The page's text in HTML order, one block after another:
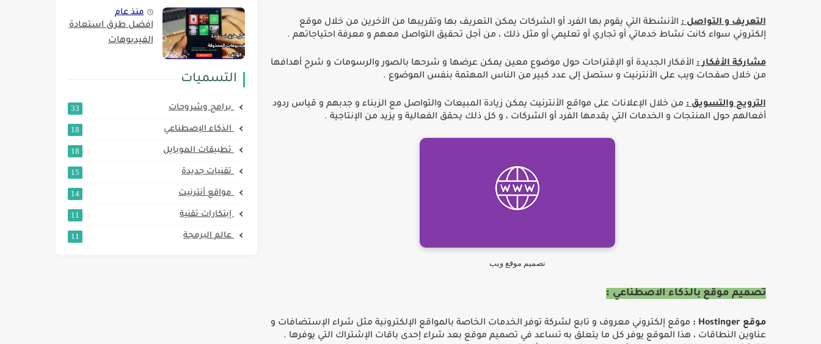
التعريف و التواصل : الأنشطة التي يقوم بها الفرد أو الشركات يمكن التعريف بها وتقريبها من اﻷخرين من خلال موقع
إلكتروني سواء كانت نشاط خدماتي أو تجاري أو تعليمي أو مثل ذلك ، من أجل تحقيق التواصل معهم و معرفة احتياجاتهم .
مشاركة اﻷفكار: اﻷفكار الجديدة أو اﻹقتراحات حول موضوع معين يمكن عرضها و شرحها بالصور والرسومات و شرح أهدافها
من خلال صفحات ويب على اﻷنترنيت و ستصل إلى عدد كبير من الناس المهتمة بنفس الموضوع .
الترويج والتسويق: من خلال اﻹعلانات على مواقع اﻷنترنيت يمكن زيادة المبيعات والتواصل مع الزبناء و جدبهم و قياس ردود
أفعالهم حول المنتجات و الخدمات التي يقدمها الفرد أو الشركات ، و كل ذلك يحقق الفعالية و يزيد من اﻹنتاجية .
تصميم موقع ويب
تصميم موقع بالذكاء الاصطناعي:
موقعHostinger : موقع إلكتروني معروف و تابع لشركة توفر الخدمات الخاصة بالمواقع اﻹلكترونية مثل شراء اﻹستضافات و
عناوين النطاقات ، هذا الموقع يوفر كل ما يتعلق به تساعد في تصميم موقع بعد شراء إحدى باقات اﻹشتراك التي يوفرها .
منذ عام
افضل طرق استعادة
الفيديوهات
التسميات
برامج وشروحات 33
الذكاء اﻹصطناعي 18
تطبيقات الموبايل 18
تقنيات جديدة 15
مواقع أنترنيت 14
إبتكارات تقنية 11
عالم البرمجة 11